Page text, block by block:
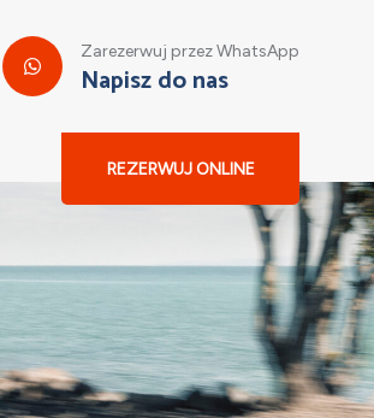
Zarezerwuj przez WhatsApp
Napisz do nas
REZERWUJ ONLINE